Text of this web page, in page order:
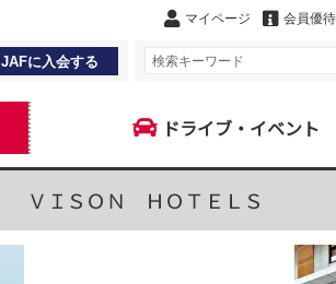
マイページ 会員優
JAFに入会する
ドライブ・イベント
ＶＩＳＯＮ ＨＯＴＥＬＳ